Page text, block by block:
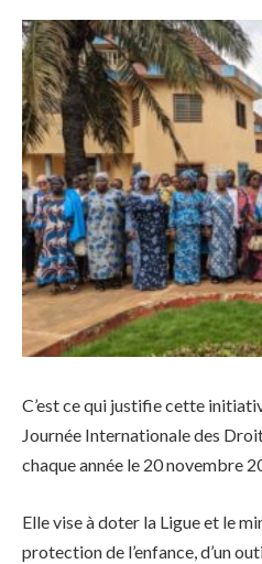
C’est ce qui justifie cette
Journée Internationale des
chaque année le 20 novembre
Elle vise à doter la Ligue et le
protection de l’enfance, d’un